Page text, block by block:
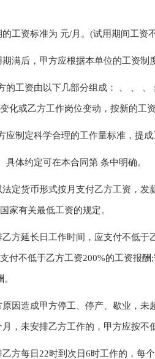
资标准为 元/月。(试用期间工资
后，甲方应根据本单位的工资制
资由以下几部分组成： 、 、 、 ;
化或乙方工作岗位变动，按新的工资
制定科学合理的工作量标准，提成
体约定可在本合同第 条中明确。
货币形式按月支付乙方工资，发
家有关最低工资的规定。
延长日工作时间，应支付不低于
付不低于乙方工资200%的工资报
造成甲方停工、停产、歇业，未
，未安排乙方工作的，甲方应按不
每日22时到次日6时工作的，每个